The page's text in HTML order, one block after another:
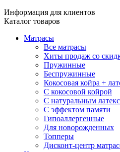
Информация для клиентов
Каталог товаров
Матрасы
Все матрасы
Хиты продаж со
Пружинные
Беспружинные
Кокосовая койра +
С кокосовой койрой
С натуральным
С эффектом памяти
Гипоаллергенные
Для новорожденных
Топперы
Дисконт-центр